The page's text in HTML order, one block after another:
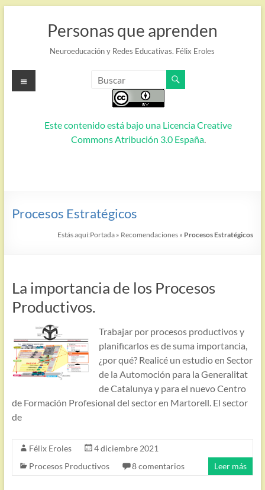
Personas que aprenden
Neuroeducación y Redes Educativas. Félix Eroles
Este contenido está bajo una Licencia Creative
Commons Atribución 3.0 España.
Menú
Procesos Estratégicos
Estás aquí:Portada » Recomendaciones » Procesos Estratégicos
La importancia de los Procesos
Productivos.
Trabajar por procesos productivos y
planificarlos es de suma importancia,
¿por qué? Realicé un estudio en Sector
de la Automoción para la Generalitat
de Catalunya y para el nuevo Centro
de Formación Profesional del sector en Martorell. El sector
de
Félix Eroles
4 diciembre 2021
Procesos Productivos
8 comentarios Leer más